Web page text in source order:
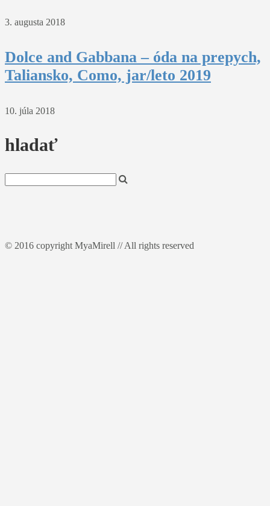
3. augusta 2018
Dolce and Gabbana – óda na prepych,
Taliansko, Como, jar/leto 2019
10. júla 2018
hladať
© 2016 copyright MyaMirell // All rights reserved